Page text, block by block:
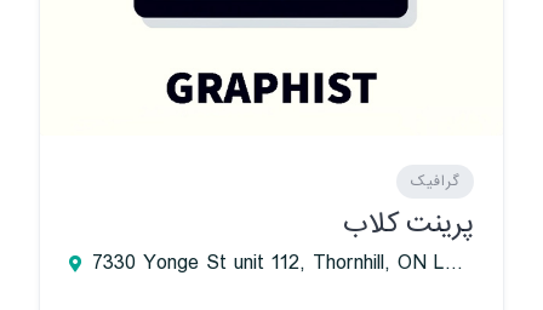
گرافیک
پرینت کلاب
7330 Yonge St unit 112, Thornhill, ON L4J 7Y7, Canada